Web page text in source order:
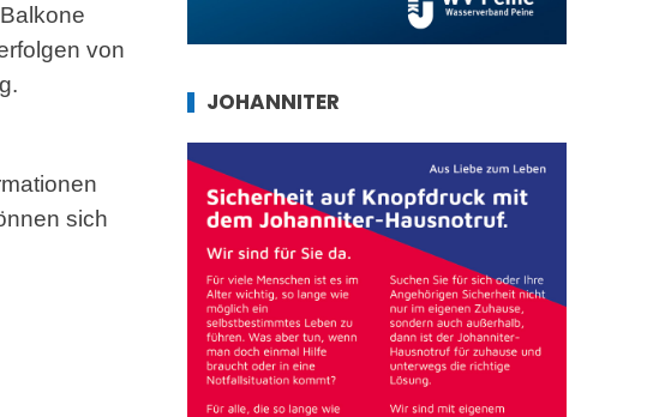
von
sich
JOHANNITER